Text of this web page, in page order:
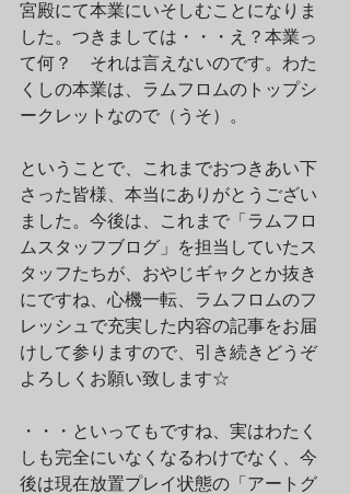
宮殿にて本業にいそしむことになりま
した。つきましては・・・え？本業っ
て何？　それは言えないのです。わた
くしの本業は、ラムフロムのトップシ
ークレットなので（うそ）。
ということで、これまでおつきあい下
さった皆様、本当にありがとうござい
ました。今後は、これまで「ラムフロ
ムスタッフブログ」を担当していたス
タッフたちが、おやじギャクとか抜き
にですね、心機一転、ラムフロムのフ
レッシュで充実した内容の記事をお届
けして参りますので、引き続きどうぞ
よろしくお願い致します☆
・・・といってもですね、実はわたく
しも完全にいなくなるわけでなく、今
後は現在放置プレイ状態の「アートグ